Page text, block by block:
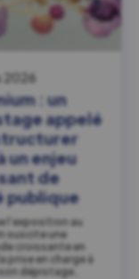
2026
: un
appelé
un enjeu
de
publique
l’exposition au
suscite une
croissante en
prise en charge à
dépistage…